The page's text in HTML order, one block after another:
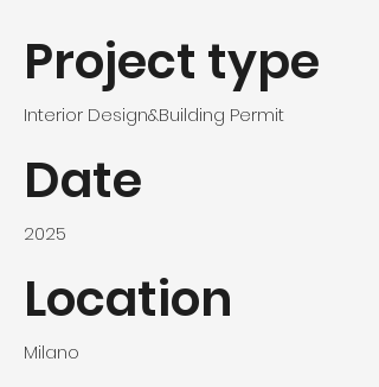
Project type
Interior Design&Building Permit
Date
2025
Location
Milano